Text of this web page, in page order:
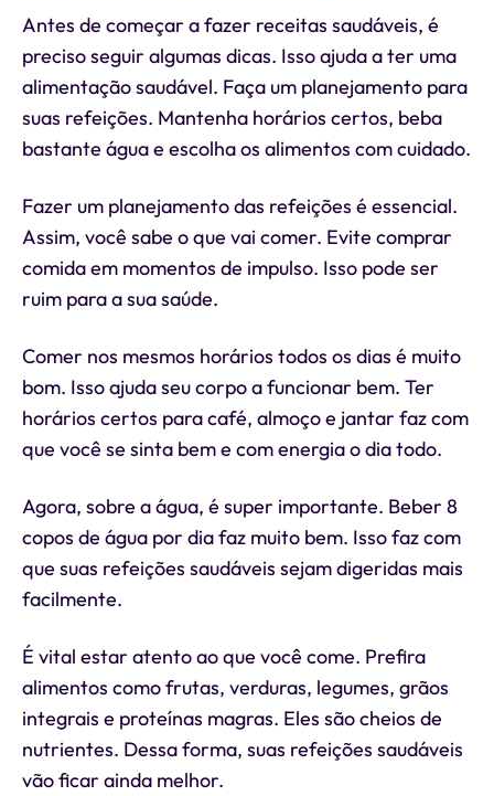
Antes de começar a fazer receitas saudáveis, é
preciso seguir algumas dicas. Isso ajuda a ter uma
alimentação saudável. Faça um planejamento para
suas refeições. Mantenha horários certos, beba
bastante água e escolha os alimentos com cuidado.
Fazer um planejamento das refeições é essencial.
Assim, você sabe o que vai comer. Evite comprar
comida em momentos de impulso. Isso pode ser
ruim para a sua saúde.
Comer nos mesmos horários todos os dias é muito
bom. Isso ajuda seu corpo a funcionar bem. Ter
horários certos para café, almoço e jantar faz com
que você se sinta bem e com energia o dia todo.
Agora, sobre a água, é super importante. Beber 8
copos de água por dia faz muito bem. Isso faz com
que suas refeições saudáveis sejam digeridas mais
facilmente.
É vital estar atento ao que você come. Prefira
alimentos como frutas, verduras, legumes, grãos
integrais e proteínas magras. Eles são cheios de
nutrientes. Dessa forma, suas refeições saudáveis
vão ficar ainda melhor.